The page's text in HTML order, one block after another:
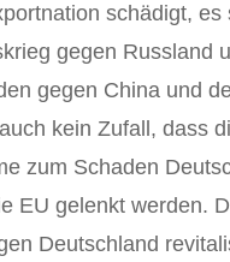
schädigt, es
gegen Russland
gegen China und
kein Zufall, dass
zum Schaden
EU gelenkt werden.
Deutschland